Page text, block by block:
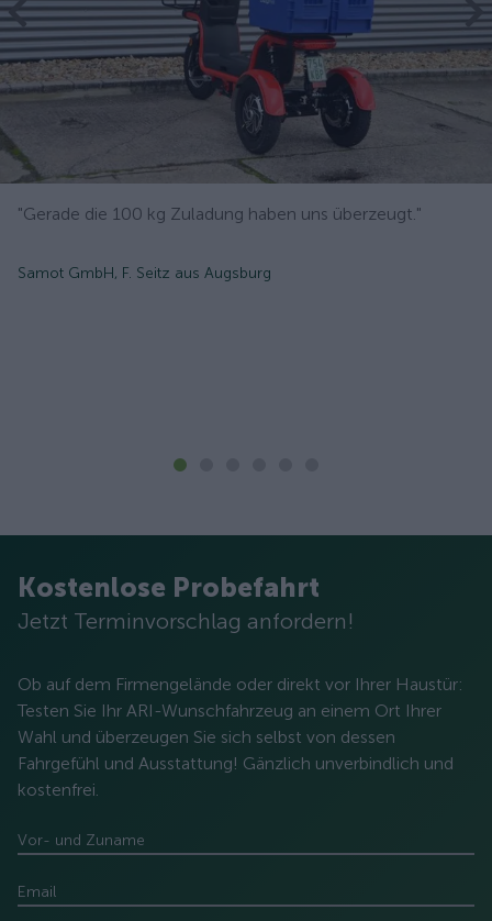
"Gerade die 100 kg Zuladung haben uns überzeugt."
Samot GmbH, F. Seitz aus Augsburg
Kostenlose Probefahrt
Jetzt Terminvorschlag anfordern!
Ob auf dem Firmengelände oder direkt vor Ihrer Haustür:
Testen Sie Ihr ARI-Wunschfahrzeug an einem Ort Ihrer
Wahl und überzeugen Sie sich selbst von dessen
Fahrgefühl und Ausstattung! Gänzlich unverbindlich und
kostenfrei.
Vor- und Zuname
Email